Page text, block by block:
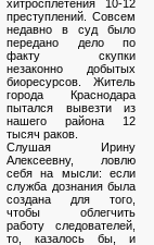
хитросплетения 10-12
преступлений. Совсем
недавно в суд было
передано дело по
факту скупки
незаконно добытых
биоресурсов. Житель
города Краснодара
пытался вывезти из
нашего района 12
тысяч раков.
Слушая Ирину
Алексеевну, ловлю
себя на мысли: если
служба дознания была
создана для того,
чтобы облегчить
работу следователей,
то, казалось бы, и